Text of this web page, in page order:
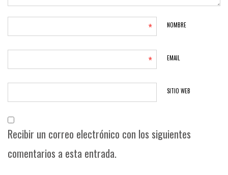
NOMBRE
*
EMAIL
*
SITIO WEB
Recibir un correo electrónico con los siguientes
comentarios a esta entrada.